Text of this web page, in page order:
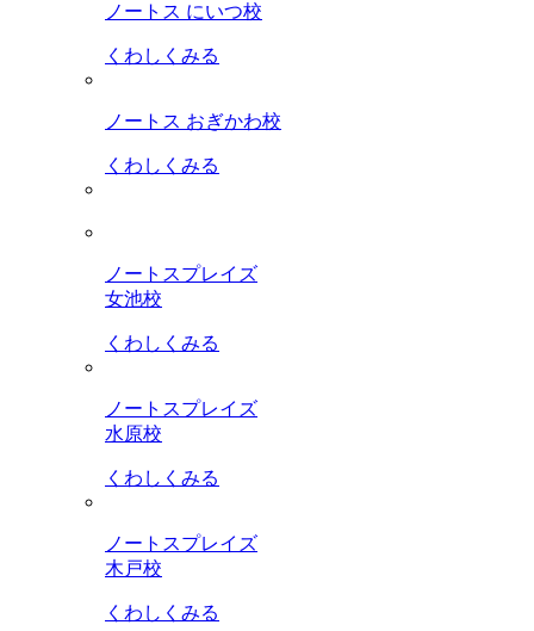
ノートス にいつ校
くわしくみる
ノートス おぎかわ校
くわしくみる
ノートスプレイズ
女池校
くわしくみる
ノートスプレイズ
水原校
くわしくみる
ノートスプレイズ
木戸校
くわしくみる